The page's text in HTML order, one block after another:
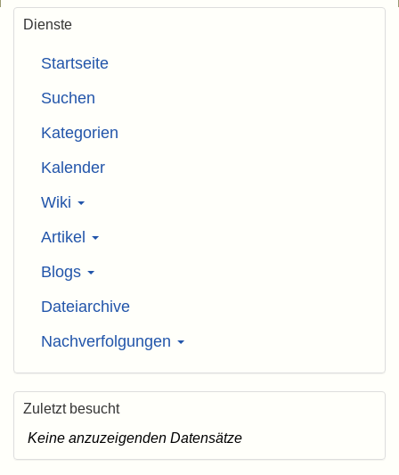
Dienste
Startseite
Suchen
Kategorien
Kalender
Wiki
Artikel
Blogs
Dateiarchive
Nachverfolgungen
Zuletzt besucht
Keine anzuzeigenden Datensätze